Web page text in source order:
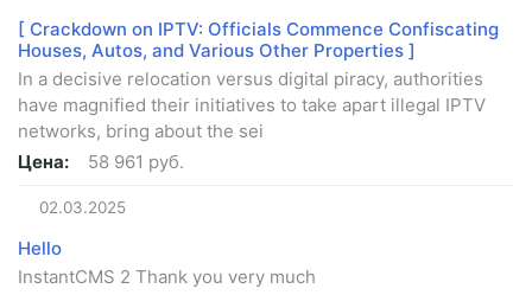
[ Crackdown on IPTV: Officials Commence Confiscating
Houses, Autos, and Various Other Properties ]
In a decisive relocation versus digital piracy, authorities
have magnified their initiatives to take apart illegal IPTV
networks, bring about the sei
Цена:
58 961 руб.
02.03.2025
Hello
InstantCMS 2 Thank you very much